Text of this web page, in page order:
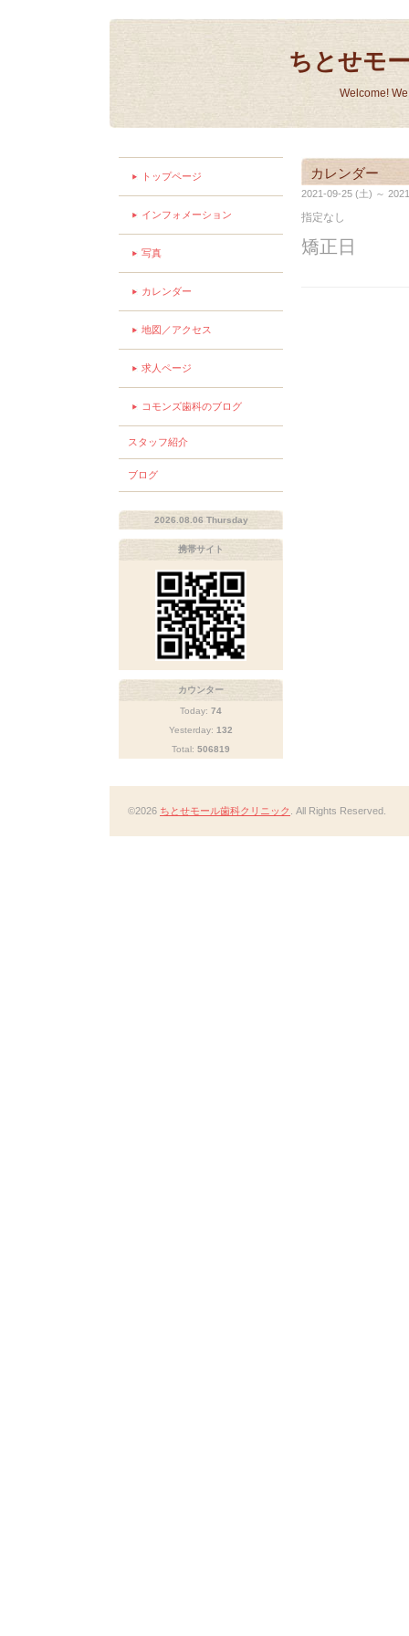
ちとせモ
Welcome!
カレンダー
2021-09-25 (土) ～
指定なし
矯正日
トップページ
インフォメーション
写真
カレンダー
地図／アクセス
求人ページ
コモンズ歯科のブログ
スタッフ紹介
ブログ
2026.08.06 Thursday
携帯サイト
カウンター
Today: 74
Yesterday: 132
Total: 506819
©2026 ちとせモール歯科クリニック . All Rights Reserved.